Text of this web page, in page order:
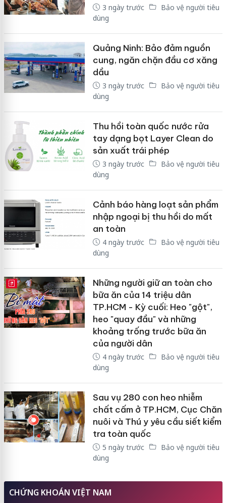
3 ngày trước
Bảo vệ người tiêu
dùng
Quảng Ninh: Bảo đảm nguồn
cung, ngăn chặn đầu cơ xăng
dầu
3 ngày trước
Bảo vệ người tiêu
dùng
Thu hồi toàn quốc nước rửa
tay dạng bọt Layer Clean do
sản xuất trái phép
3 ngày trước
Bảo vệ người tiêu
dùng
Cảnh báo hàng loạt sản phẩm
nhập ngoại bị thu hồi do mất
an toàn
4 ngày trước
Bảo vệ người tiêu
dùng
E-MAGAZINE
Những người giữ an toàn cho
bữa ăn của 14 triệu dân
TP.HCM - Kỳ cuối: Heo "gột",
heo "quay đầu" và những
khoảng trống trước bữa ăn
của người dân
4 ngày trước
Bảo vệ người tiêu
dùng
Sau vụ 280 con heo nhiễm
chất cấm ở TP.HCM, Cục Chăn
nuôi và Thú y yêu cầu siết kiểm
tra toàn quốc
5 ngày trước
Bảo vệ người tiêu
dùng
CHỨNG KHOÁN VIỆT NAM